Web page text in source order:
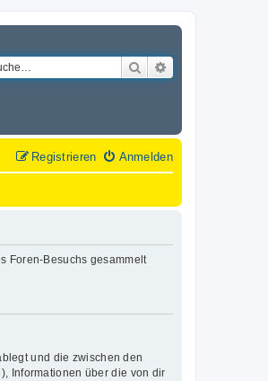
Suche
Anmelden
Registrieren
Foren-Besuchs gesammelt
und die zwischen den
Informationen über die von dir